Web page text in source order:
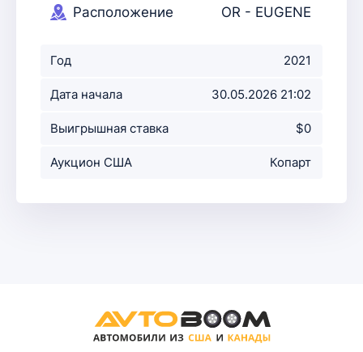
Расположение
OR - EUGENE
Год 2021
Дата начала
аукциона
30.05.2026 21:02
Выигрышная ставка $0
Аукцион США Копарт